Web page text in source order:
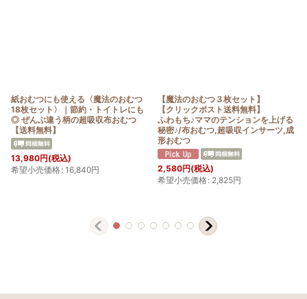
紙おむつにも使える〈魔法のおむつ
18枚セット〉｜節約・トイトレにも
◎ ぜんぶ違う柄の超吸収布おむつ
【送料無料】
13,980円(税込)
希望小売価格: 16,840円
【魔法のおむつ３枚セット】
【クリックポスト送料無料】
ふわもち♪ママのテンションを上げる
秘密♪/布おむつ,超吸収インサーツ,成
形おむつ
2,580円(税込)
希望小売価格: 2,825円